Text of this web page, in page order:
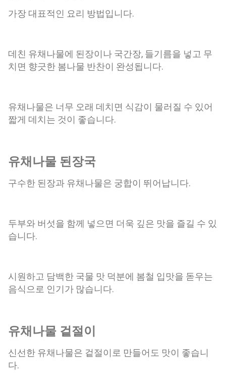
가장 대표적인 요리 방법입니다.
데친 유채나물에 된장이나 국간장, 들기름을 넣고 무
치면 향긋한 봄나물 반찬이 완성됩니다.
유채나물은 너무 오래 데치면 식감이 물러질 수 있어
짧게 데치는 것이 좋습니다.
유채나물 된장국
구수한 된장과 유채나물은 궁합이 뛰어납니다.
두부와 버섯을 함께 넣으면 더욱 깊은 맛을 즐길 수 있
습니다.
시원하고 담백한 국물 맛 덕분에 봄철 입맛을 돋우는
음식으로 인기가 많습니다.
유채나물 겉절이
신선한 유채나물은 겉절이로 만들어도 맛이 좋습니
다.